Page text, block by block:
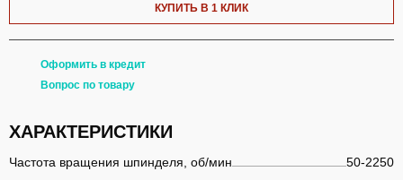
КУПИТЬ В 1 КЛИК
Оформить в кредит
Вопрос по товару
ХАРАКТЕРИСТИКИ
Частота вращения шпинделя, об/мин
50-2250